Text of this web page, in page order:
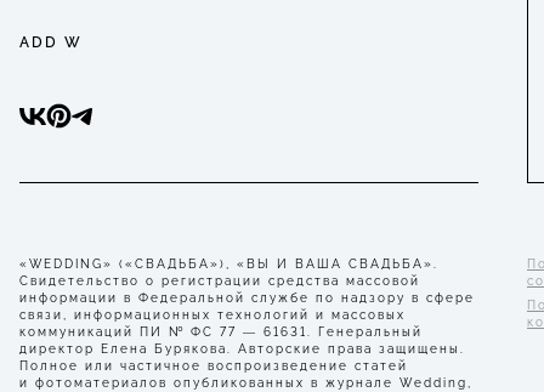
ADD W
«WEDDING» («СВАДЬБА»), «ВЫ И ВАША СВАДЬБА».
Свидетельство о регистрации средства массовой
информации в Федеральной службе по надзору в сфере
связи, информационных технологий и массовых
коммуникаций ПИ № ФС 77 — 61631. Генеральный
директор Елена Бурякова. Авторские права защищены.
Полное или частичное воспроизведение статей
и фотоматериалов опубликованных в журнале Wedding,